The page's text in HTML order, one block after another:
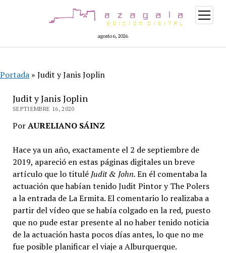
agosto 6, 2026
abrir
menú
Portada » Judit y Janis Joplin
Judit y Janis Joplin
SEPTIEMBRE 16, 2020
PorAURELIANO SÁINZ
Hace ya un año, exactamente el 2 de septiembre de
2019, apareció en estas páginas digitales un breve
artículo que lo titulé Judit & John.En él comentaba la
actuación que habían tenido Judit Pintor y The Polers
a la entrada de La Ermita. El comentario lo realizaba a
partir del vídeo que se había colgado en la red, puesto
que no pude estar presente al no haber tenido noticia
de la actuación hasta pocos días antes, lo que no me
fue posible planificar el viaje a Alburquerque.